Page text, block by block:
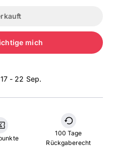
mich
17 - 22 Sep.
100 Tage
Rückgaberecht